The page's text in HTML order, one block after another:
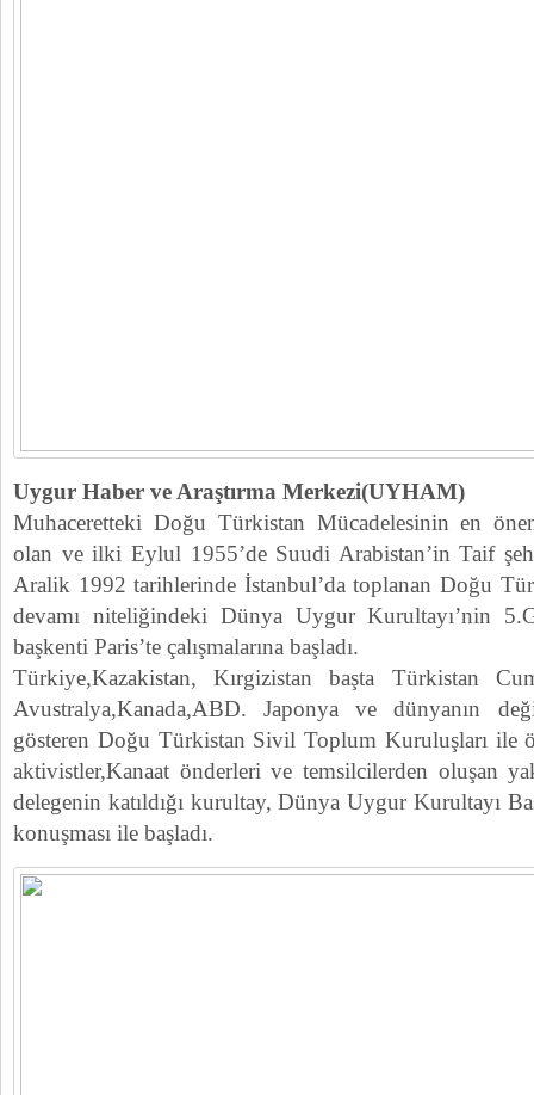
Uygur Haber ve Araştırma Merkezi(UYHAM)
Muhaceretteki Doğu Türkistan Mücadelesinin en
olan ve ilki Eylul 1955’de Suudi Arabistan’in Taif
Aralik 1992 tarihlerinde İstanbul’da toplanan Doğu
devamı niteliğindeki Dünya Uygur Kurultayı’nin
başkenti Paris’te çalışmalarına başladı.
Türkiye,Kazakistan, Kırgizistan başta Türkistan
Avustralya,Kanada,ABD. Japonya ve dünyanın
gösteren Doğu Türkistan Sivil Toplum Kuruluşları ile
aktivistler,Kanaat önderleri ve temsilcilerden oluşan
delegenin katıldığı kurultay, Dünya Uygur Kurultayı
konuşması ile başladı.